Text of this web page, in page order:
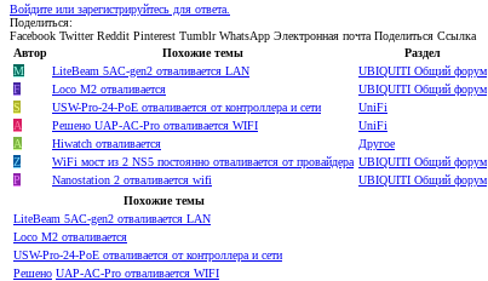
Войдите или зарегистрируйтесь для ответа.
Поделиться:
Facebook Twitter Reddit Pinterest Tumblr WhatsApp Электронная почта Поделиться Ссылка
Автор
Похожие темы Раздел
M
LiteBeam 5AC-gen2 отваливается LAN UBIQUITI Общий форум
F
Loco M2 отваливается UBIQUITI Общий форум
S
USW-Pro-24-PoE отваливается от контроллера и сети UniFi
A
Решено UAP-AC-Pro отваливается WIFI UniFi
А
Hiwatch отваливается Другое
Z
WiFi мост из 2 NS5 постоянно отваливается от провайдера UBIQUITI Общий форум
P
Nanostation 2 отваливается wifi UBIQUITI Общий форум
Похожие темы
LiteBeam 5AC-gen2 отваливается LAN
Loco M2 отваливается
USW-Pro-24-PoE отваливается от контроллера и сети
Решено UAP-AC-Pro отваливается WIFI